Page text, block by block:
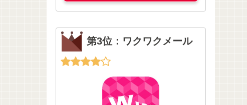
第3位：ワクワクメール